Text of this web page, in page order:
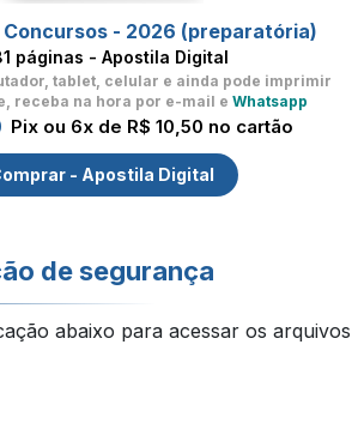
Concursos - 2026 (preparatória)
páginas - Apostila Digital
tablet, celular e ainda pode imprimir
receba na hora por e-mail e Whatsapp
Pix ou 6x de R$ 10,50 no cartão
- Apostila Digital
de segurança
abaixo para acessar os arquivos